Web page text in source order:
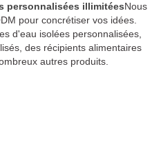
personnalisées illimitéesNous
pour concrétiser vos idées.
d'eau isolées personnalisées,
des récipients alimentaires
autres produits.